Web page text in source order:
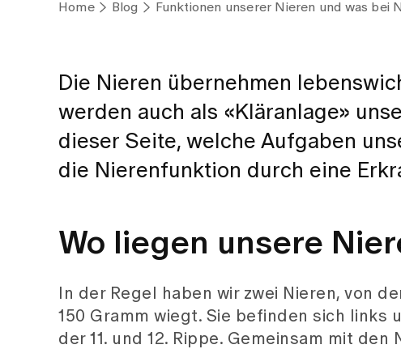
Home Blog Funktionen unserer Nieren und was bei
Die Nieren übernehmen
werden auch als «Kläranlage»
dieser Seite, welche Aufgaben
die Nierenfunktion durch eine
Wo liegen unsere
In der Regel haben wir zwei Nieren, von
150 Gramm wiegt. Sie befinden sich
der 11. und 12. Rippe. Gemeinsam mit